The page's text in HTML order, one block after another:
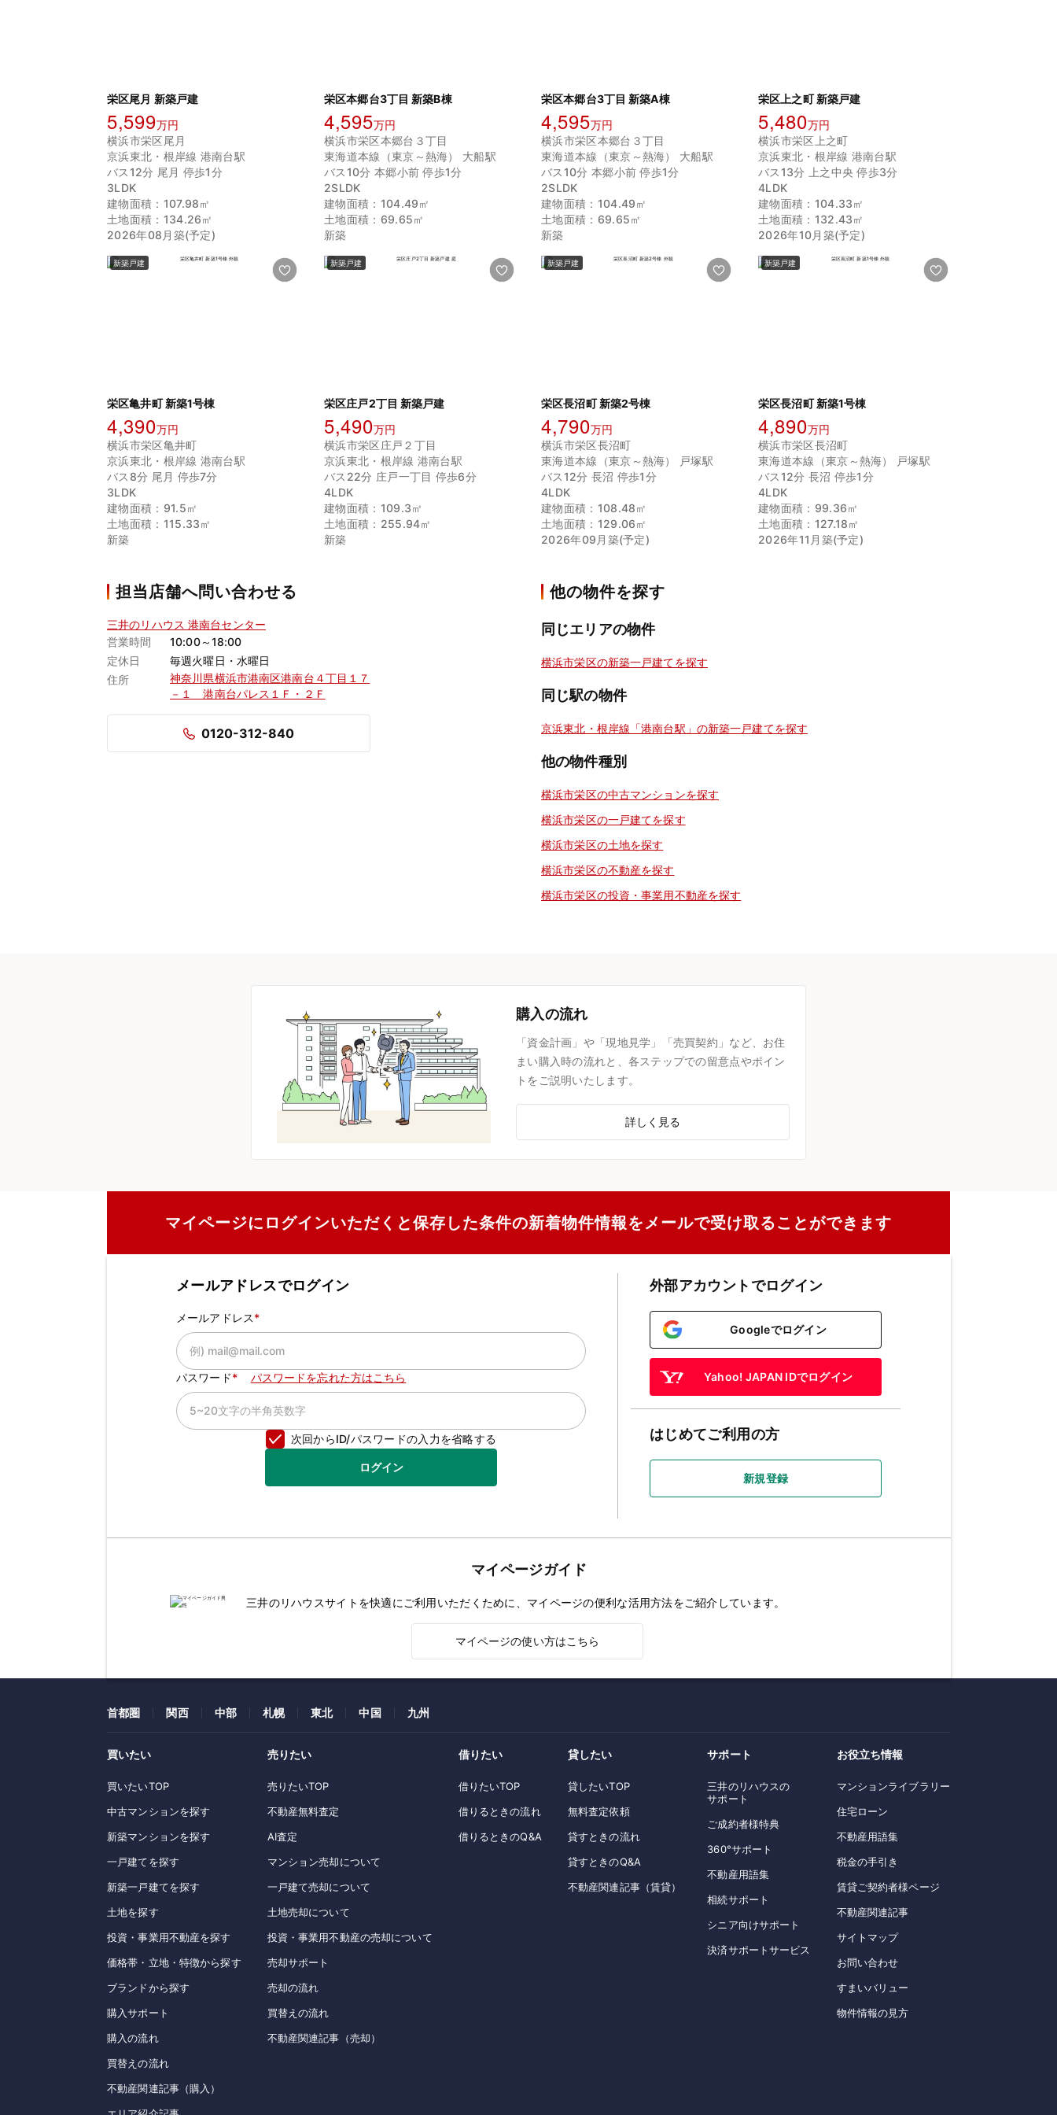
栄区尾月 新築戸建
5,599万円
横浜市栄区尾月
京浜東北・根岸線 港南台駅
バス12分 尾月 停歩1分
3LDK
建物面積：107.98㎡
土地面積：134.26㎡
2026年08月築(予定)
栄区本郷台3丁目 新築B棟
4,595万円
横浜市栄区本郷台３丁目
東海道本線（東京～熱海） 大船駅
バス10分 本郷小前 停歩1分
2SLDK
建物面積：104.49㎡
土地面積：69.65㎡
新築
栄区本郷台3丁目 新築A棟
4,595万円
横浜市栄区本郷台３丁目
東海道本線（東京～熱海） 大船駅
バス10分 本郷小前 停歩1分
2SLDK
建物面積：104.49㎡
土地面積：69.65㎡
新築
栄区上之町 新築戸建
5,480万円
横浜市栄区上之町
京浜東北・根岸線 港南台駅
バス13分 上之中央 停歩3分
4LDK
建物面積：104.33㎡
土地面積：132.43㎡
2026年10月築(予定)
新築戸建
栄区亀井町 新築1号棟
4,390万円
横浜市栄区亀井町
京浜東北・根岸線 港南台駅
バス8分 尾月 停歩7分
3LDK
建物面積：91.5㎡
土地面積：115.33㎡
新築
新築戸建
栄区庄戸2丁目 新築戸建
5,490万円
横浜市栄区庄戸２丁目
京浜東北・根岸線 港南台駅
バス22分 庄戸一丁目 停歩6分
4LDK
建物面積：109.3㎡
土地面積：255.94㎡
新築
新築戸建
栄区長沼町 新築2号棟
4,790万円
横浜市栄区長沼町
東海道本線（東京～熱海） 戸塚駅
バス12分 長沼 停歩1分
4LDK
建物面積：108.48㎡
土地面積：129.06㎡
2026年09月築(予定)
新築戸建
栄区長沼町 新築1号棟
4,890万円
横浜市栄区長沼町
東海道本線（東京～熱海） 戸塚駅
バス12分 長沼 停歩1分
4LDK
建物面積：99.36㎡
土地面積：127.18㎡
2026年11月築(予定)
担当店舗へ問い合わせる
三井のリハウス 港南台センター
営業時間
10:00～18:00
定休日
毎週火曜日・水曜日
住所
神奈川県横浜市港南区港南台４丁目１７
－１ 港南台パレス１Ｆ・２Ｆ
0120-312-840
他の物件を探す
同じエリアの物件
横浜市栄区の新築一戸建てを探す
同じ駅の物件
京浜東北・根岸線「港南台駅」の新築一戸建てを探す
他の物件種別
横浜市栄区の中古マンションを探す
横浜市栄区の一戸建てを探す
横浜市栄区の土地を探す
横浜市栄区の不動産を探す
横浜市栄区の投資・事業用不動産を探す
購入の流れ
「資金計画」や「現地見学」「売買契約」など、お住
まい購入時の流れと、各ステップでの留意点やポイン
トをご説明いたします。
詳しく見る
マイページにログインいただくと保存した条件の新着物件情報をメールで受け取ることができます
メールアドレスでログイン
メールアドレス
パスワード パスワードを忘れた方はこちら
次回からID/パスワードの入力を省略する
ログイン
外部アカウントでログイン
Googleでログイン
Yahoo! JAPAN IDでログイン
はじめてご利用の方
新規登録
マイページガイド
三井のリハウスサイトを快適にご利用いただくために、マイページの便利な活用方法をご紹介しています。
マイページの使い方はこちら
首都圏 関西 中部 札幌 東北 中国 九州
買いたい
買いたいTOP
中古マンションを探す
新築マンションを探す
一戸建てを探す
新築一戸建てを探す
土地を探す
投資・事業用不動産を探す
価格帯・立地・特徴から探す
ブランドから探す
購入サポート
購入の流れ
買替えの流れ
不動産関連記事（購入）
売りたい
売りたいTOP
不動産無料査定
AI査定
マンション売却について
一戸建て売却について
土地売却について
投資・事業用不動産の売却について
売却サポート
売却の流れ
買替えの流れ
不動産関連記事（売却）
借りたい
借りたいTOP
借りるときの流れ
借りるときのQ&A
貸したい
貸したいTOP
無料査定依頼
貸すときの流れ
貸すときのQ&A
不動産関連記事（賃貸）
サポート
三井のリハウスの
サポート
ご成約者様特典
360°サポート
不動産用語集
相続サポート
シニア向けサポート
決済サポートサービス
お役立ち情報
マンションライブラリー
住宅ローン
不動産用語集
税金の手引き
賃貸ご契約者様ページ
不動産関連記事
サイトマップ
お問い合わせ
すまいバリュー
物件情報の見方